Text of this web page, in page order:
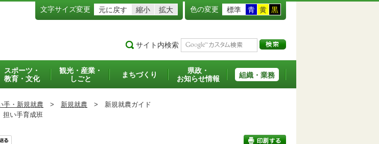
文字サイズ変更 元に戻す 縮小 拡大 色の変更 標準 青 黄 黒
サイト内検索
スポーツ・
教育・文化
観光・産業・
しごと
まちづくり
県政・
お知らせ情報
組織・業務
手・新規就農 > 新規就農 > 新規就農ガイド
担い手育成班